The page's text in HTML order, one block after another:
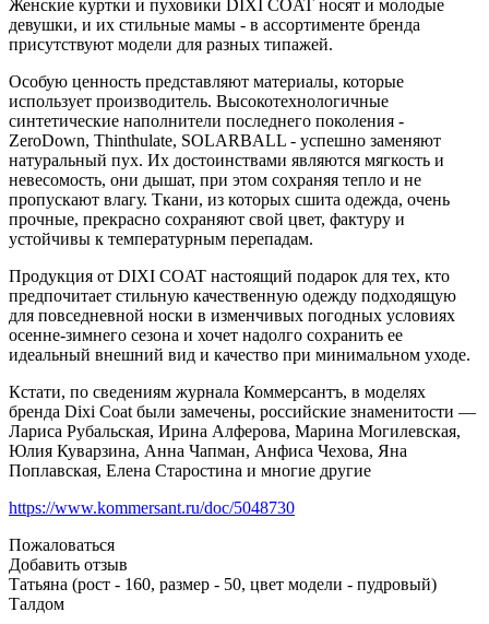
Женские куртки и пуховики DIXI COAT носят и молодые
девушки, и их стильные мамы - в ассортименте бренда
присутствуют модели для разных типажей.
Особую ценность представляют материалы, которые
использует производитель. Высокотехнологичные
синтетические наполнители последнего поколения -
ZeroDown, Thinthulate, SOLARBALL - успешно заменяют
натуральный пух. Их достоинствами являются мягкость и
невесомость, они дышат, при этом сохраняя тепло и не
пропускают влагу. Ткани, из которых сшита одежда, очень
прочные, прекрасно сохраняют свой цвет, фактуру и
устойчивы к температурным перепадам.
Продукция от DIXI COAT настоящий подарок для тех, кто
предпочитает стильную качественную одежду подходящую
для повседневной носки в изменчивых погодных условиях
осенне-зимнего сезона и хочет надолго сохранить ее
идеальный внешний вид и качество при минимальном уходе.
Кстати, по сведениям журнала Коммерсантъ, в моделях
бренда Dixi Coat были замечены, российские знаменитости —
Лариса Рубальская, Ирина Алферова, Марина Могилевская,
Юлия Куварзина, Анна Чапман, Анфиса Чехова, Яна
Поплавская, Елена Старостина и многие другие
https://www.kommersant.ru/doc/5048730
Пожаловаться
Добавить отзыв
Татьяна (рост - 160, размер - 50, цвет модели - пудровый)
Талдом